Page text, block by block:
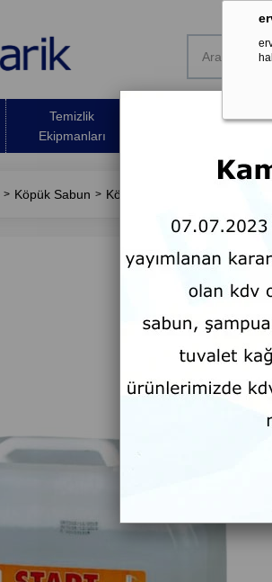
Temizlik
Ekipmanları
Temizlik Sarf
Köpük Sabun Köpük El Sabunu 5 Lt